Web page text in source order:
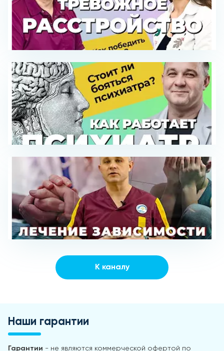
К каналу
Наши гарантии
Гарантии - не являются коммерческой офертой по